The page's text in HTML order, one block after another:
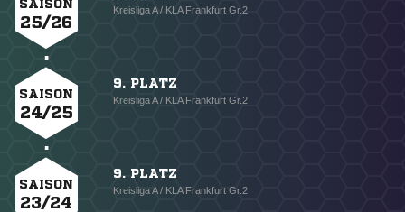
SAISON
25/26
Kreisliga A / KLA Frankfurt Gr.2
SAISON
24/25
9. PLATZ
Kreisliga A / KLA Frankfurt Gr.2
SAISON
23/24
9. PLATZ
Kreisliga A / KLA Frankfurt Gr.2